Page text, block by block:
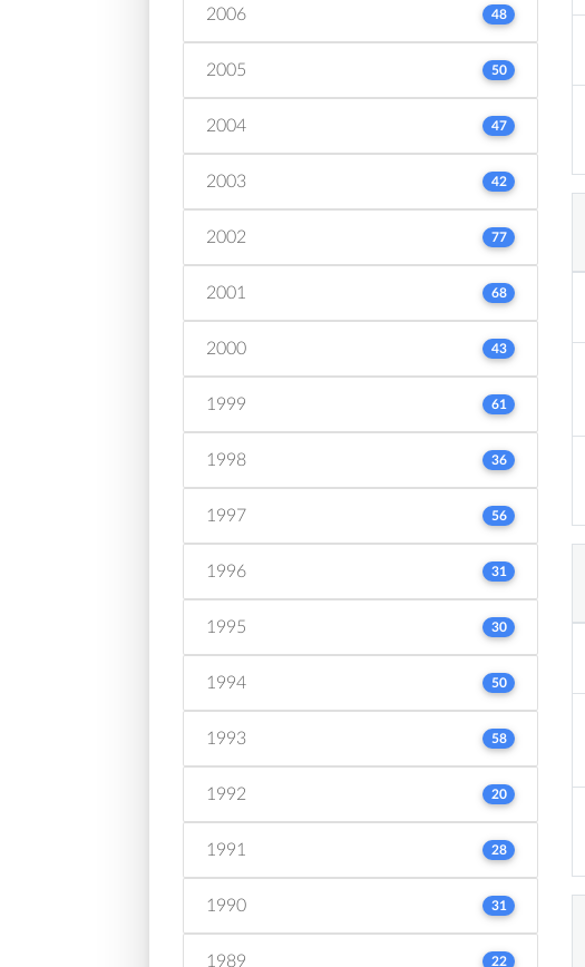
2006 48
2005 50
2004 47
2003 42
2002 77
2001 68
2000 43
1999 61
1998 36
1997 56
1996 31
1995 30
1994 50
1993 58
1992 20
1991 28
1990 31
1989 22